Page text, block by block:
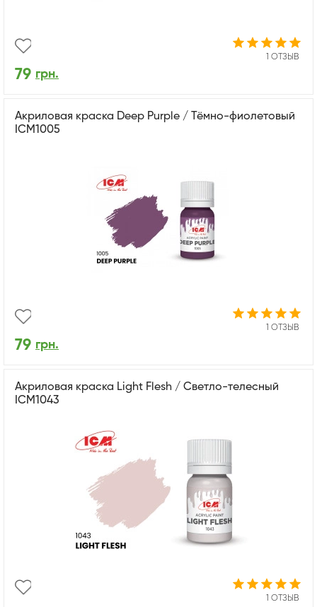
1 ОТЗЫВ
79 грн.
Акриловая краска Deep Purple / Тёмно-фиолетовый
ICM1005
1 ОТЗЫВ
79 грн.
Акриловая краска Light Flesh / Светло-телесный
ICM1043
1 ОТЗЫВ